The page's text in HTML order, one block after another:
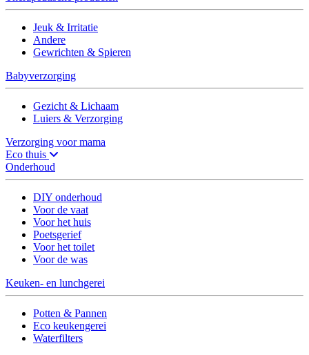
Jeuk & Irritatie
Andere
Gewrichten & Spieren
Babyverzorging
Gezicht & Lichaam
Luiers & Verzorging
Verzorging voor mama
Eco thuis
Onderhoud
DIY onderhoud
Voor de vaat
Voor het huis
Poetsgerief
Voor het toilet
Voor de was
Keuken- en lunchgerei
Potten & Pannen
Eco keukengerei
Waterfilters